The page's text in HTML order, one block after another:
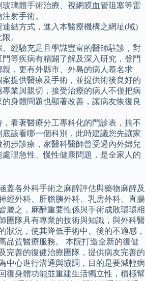
璃體手術治療、視網膜血管阻塞等雷
射手術。
結方式，進入本醫療機構之網址(域)
。
經驗充足且學識豐富的醫師駐診，對
等疾病有精闢了解及深入研究，登門
，更有外縣市、外島的病人慕名求
提供醫療及手術，並提供術後良好的
業與親切，接受治療的病人不僅把病
身體問題也顯著改善，讓病友恢復良
看著醫療分工專科化的門診表，搞不
該看哪一個科別，此時建議您先讓家
步診療，家醫科醫師曾受過內外婦兒
理急性、慢性健康問題，是全家人的
蓋各外科手術之麻醉評估與藥物麻醉及
經外科、肝膽胰外科、乳房外科、直腸
屬之，麻醉重要性係與手術成敗環環相
團隊具有專業的技術與知識，與外科醫
狀況，使其降低手術中、後的不適感，
品質醫療服務。 本院打造全新的復健
完善的復健治療團隊，提供病友完善的
中心進行溝通與協調，目的是要減輕病
復身體功能並重建生活獨立性，積極幫